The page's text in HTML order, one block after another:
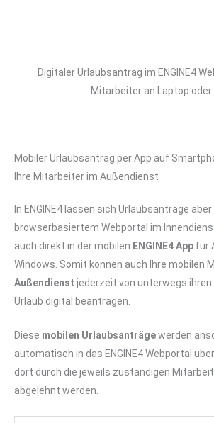
Digitaler Urlaubsantrag im ENGINE4
Mitarbeiter an Laptop oder
Mobiler Urlaubsantrag per App auf
Ihre Mitarbeiter im Außendienst
In ENGINE4 lassen sich Urlaubsanträge
browserbasiertem Webportal im
auch direkt in der mobilen ENGINE4 App für
Windows. Somit können auch Ihre mobilen
Außendienst jederzeit von unterwegs
Urlaub digital beantragen.
Diese mobilen Urlaubsanträgewerden
automatisch in das ENGINE4 Webportal
dort durch die jeweils zuständigen
abgelehnt werden.